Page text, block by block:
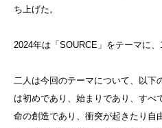
ち上げた。
2024年は「SOURCE」をテーマに、
二人は今回のテーマについて、以下
は初めであり、始まりであり、すべ
命の創造であり、衝突が起きたり自